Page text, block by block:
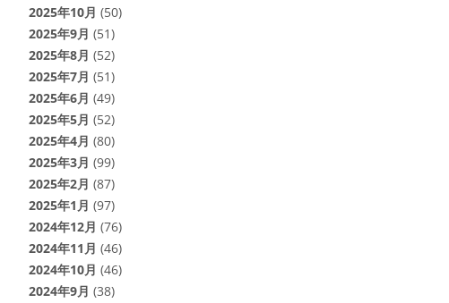
2025年10月 (50)
2025年9月 (51)
2025年8月 (52)
2025年7月 (51)
2025年6月 (49)
2025年5月 (52)
2025年4月 (80)
2025年3月 (99)
2025年2月 (87)
2025年1月 (97)
2024年12月 (76)
2024年11月 (46)
2024年10月 (46)
2024年9月 (38)